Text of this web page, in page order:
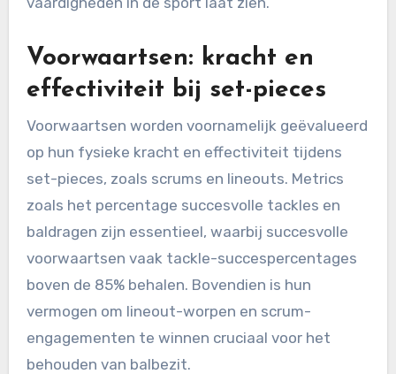
Voorwaartsen: kracht en
effectiviteit bij set-pieces
Voorwaartsen worden voornamelijk geëvalueerd
op hun fysieke kracht en effectiviteit tijdens
set-pieces, zoals scrums en lineouts. Metrics
zoals het percentage succesvolle tackles en
baldragen zijn essentieel, waarbij succesvolle
voorwaartsen vaak tackle-succespercentages
boven de 85% behalen. Bovendien is hun
vermogen om lineout-worpen en scrum-
engagementen te winnen cruciaal voor het
behouden van balbezit.